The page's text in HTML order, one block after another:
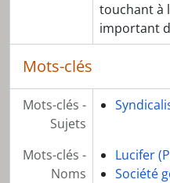
touchant à
important
Mots-clés
Mots-clés -
Sujets
Mots-clés -
Noms
Lucifer
Société